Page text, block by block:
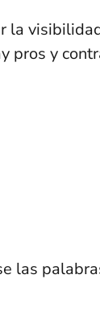
la
pros y
las